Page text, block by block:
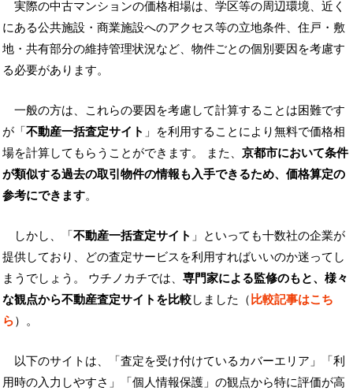
実際の中古マンションの価格相場は、学区等の周辺環境、近く
にある公共施設・商業施設へのアクセス等の立地条件、住戸・敷
地・共有部分の維持管理状況など、物件ごとの個別要因を考慮す
る必要があります。
一般の方は、これらの要因を考慮して計算することは困難です
が「不動産一括査定サイト 」を利用することにより無料で価格相
場を計算してもらうことができます。 また、 京都市において条件
が類似する過去の取引物件の情報も入手できるため、価格算定の
参考にできます。
しかし、「不動産一括査定サイト 」といっても十数社の企業が
提供しており、どの査定サービスを利用すればいいのか迷ってし
まうでしょう。 ウチノカチでは、 専門家による監修のもと、様々
な観点から不動産査定サイトを比較しました（比較記事はこち
ら）。
以下のサイトは、「査定を受け付けているカバーエリア」「利
用時の入力しやすさ」「個人情報保護」の観点から特に評価が高